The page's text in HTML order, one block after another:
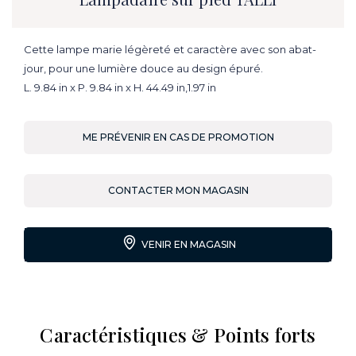
Cette lampe marie légèreté et caractère avec son abat-
jour, pour une lumière douce au design épuré.
L. 9.84 in x P. 9.84 in x H. 44.49 in,1.97 in
ME PRÉVENIR EN CAS DE PROMOTION
CONTACTER MON MAGASIN
VENIR EN MAGASIN
Caractéristiques & Points forts